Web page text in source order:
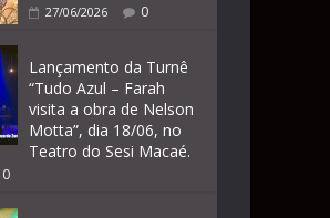
27/06/2026 0
Lançamento da Turnê
“Tudo Azul – Farah
visita a obra de Nelson
Motta”, dia 18/06, no
Teatro do Sesi Macaé.
0